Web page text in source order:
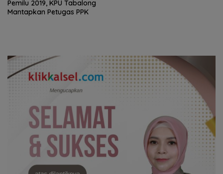
Pemilu 2019, KPU Tabalong
Mantapkan Petugas PPK